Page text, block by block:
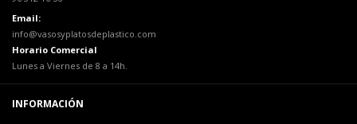
Email:
info@vasosyplatosdeplastico.com
Horario Comercial
Lunes a Viernes de 8 a 14h.
INFORMACIÓN